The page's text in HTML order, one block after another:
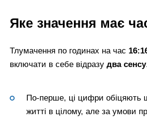
Яке значення має
Тлумачення по годинах на час
включати в себе відразу два сенсу
По-перше, ці цифри обіцяють
житті в цілому, але за умови